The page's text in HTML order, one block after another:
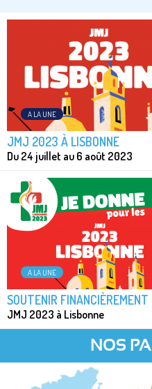
A LA UNE
JMJ 2023 À LISBONNE
Du 24 juillet au 6 août 2023
A LA UNE
SOUTENIR
JMJ 2023 à Lisbonne
NOS